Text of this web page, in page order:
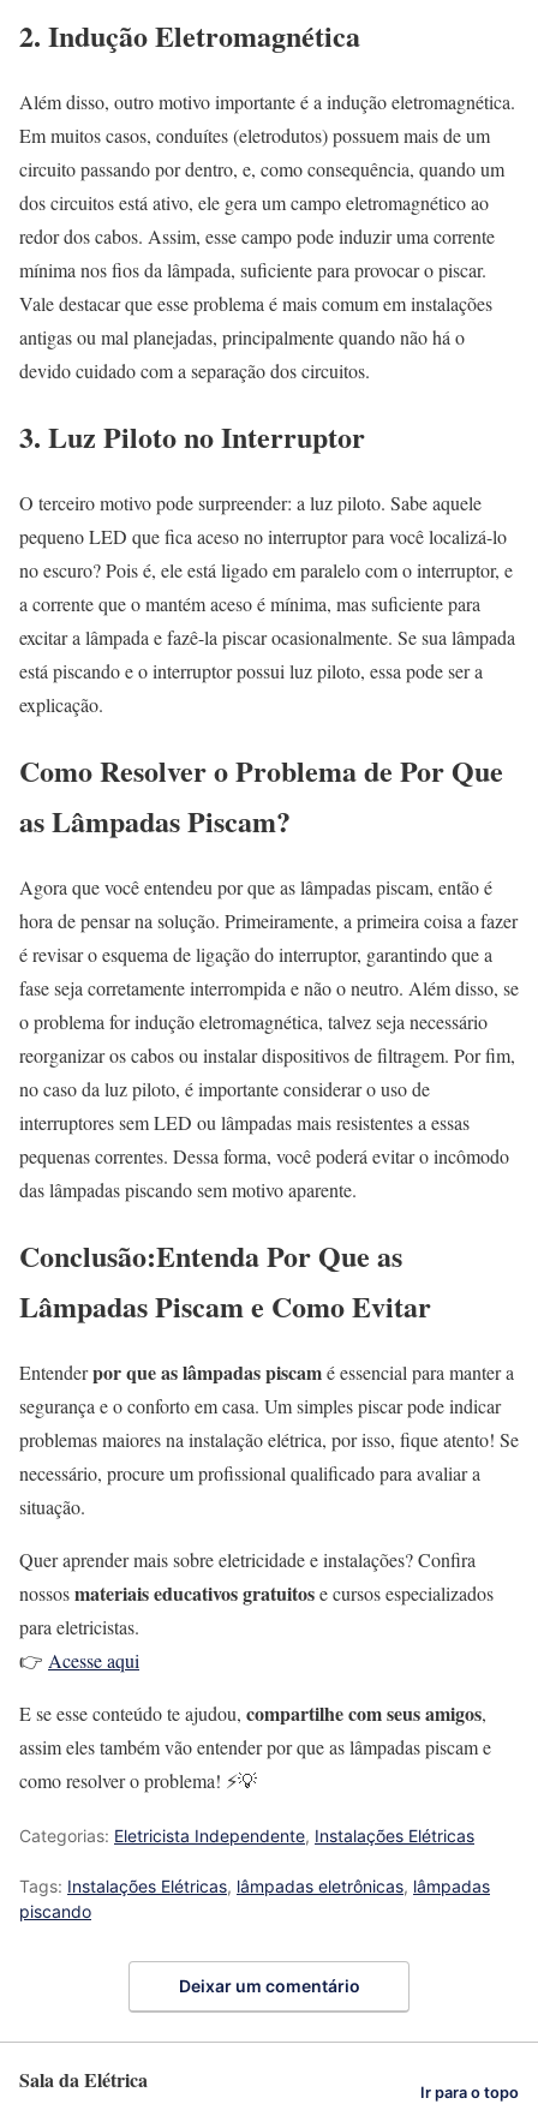
2. Indução Eletromagnética
Além disso, outro motivo importante é a indução eletromagnética.
Em muitos casos, conduítes (eletrodutos) possuem mais de um
circuito passando por dentro, e, como consequência, quando um
dos circuitos está ativo, ele gera um campo eletromagnético ao
redor dos cabos. Assim, esse campo pode induzir uma corrente
mínima nos fios da lâmpada, suficiente para provocar o piscar.
Vale destacar que esse problema é mais comum em instalações
antigas ou mal planejadas, principalmente quando não há o
devido cuidado com a separação dos circuitos.
3. Luz Piloto no Interruptor
O terceiro motivo pode surpreender: a luz piloto. Sabe aquele
pequeno LED que fica aceso no interruptor para você localizá-lo
no escuro? Pois é, ele está ligado em paralelo com o interruptor, e
a corrente que o mantém aceso é mínima, mas suficiente para
excitar a lâmpada e fazê-la piscar ocasionalmente. Se sua lâmpada
está piscando e o interruptor possui luz piloto, essa pode ser a
explicação.
Como Resolver o Problema de Por Que
as Lâmpadas Piscam?
Agora que você entendeu por que as lâmpadas piscam, então é
hora de pensar na solução. Primeiramente, a primeira coisa a fazer
é revisar o esquema de ligação do interruptor, garantindo que a
fase seja corretamente interrompida e não o neutro. Além disso, se
o problema for indução eletromagnética, talvez seja necessário
reorganizar os cabos ou instalar dispositivos de filtragem. Por fim,
no caso da luz piloto, é importante considerar o uso de
interruptores sem LED ou lâmpadas mais resistentes a essas
pequenas correntes. Dessa forma, você poderá evitar o incômodo
das lâmpadas piscando sem motivo aparente.
Conclusão:Entenda Por Que as
Lâmpadas Piscam e Como Evitar
Entenderpor que as lâmpadas piscamé essencial para manter a
segurança e o conforto em casa. Um simples piscar pode indicar
problemas maiores na instalação elétrica, por isso, fique atento! Se
necessário, procure um profissional qualificado para avaliar a
situação.
Quer aprender mais sobre eletricidade e instalações? Confira
nossosmateriais educativos gratuitose cursos especializados
para eletricistas.
👉 Acesse aqui
E se esse conteúdo te ajudou, compartilhe com seus amigos,
assim eles também vão entender por que as lâmpadas piscam e
como resolver o problema! ⚡💡
Categorias: Eletricista Independente, Instalações Elétricas
Tags: Instalações Elétricas, lâmpadas eletrônicas, lâmpadas
piscando
Deixar um comentário
Sala da Elétrica Ir para o topo